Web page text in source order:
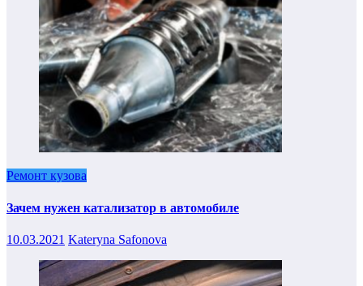
Ремонт кузова
Зачем нужен катализатор в автомобиле
10.03.2021 Kateryna Safonova